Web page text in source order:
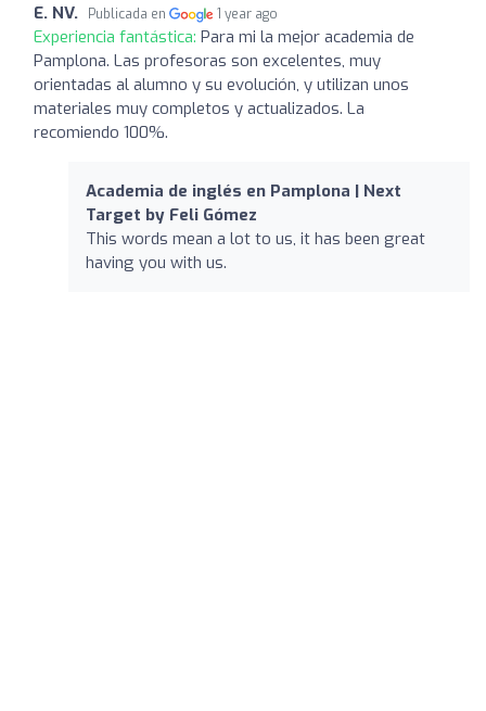
E. NV. Publicada en 1 year ago
Experiencia fantástica: Para mi la mejor academia de
Pamplona. Las profesoras son excelentes, muy
orientadas al alumno y su evolución, y utilizan unos
materiales muy completos y actualizados. La
recomiendo 100%.
Academia de inglés en Pamplona | Next
Target by Feli Gómez
This words mean a lot to us, it has been great
having you with us.